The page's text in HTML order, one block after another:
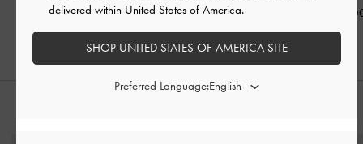
IDR1,049,000 IDR1,049,000
delivered within United States of America.
SHOP UNITED STATES OF AMERICA SITE
Preferred Language: